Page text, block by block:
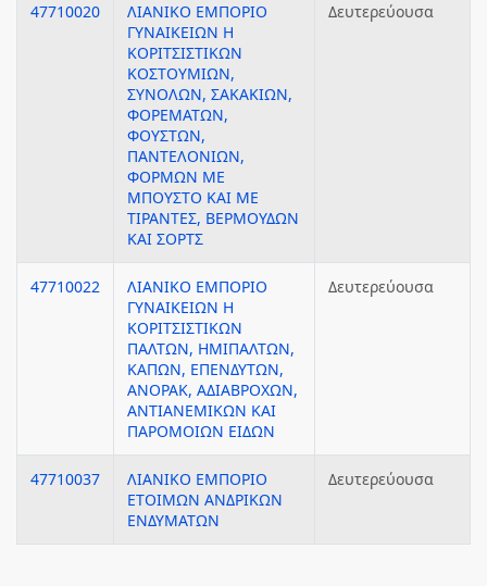
47710020
ΛΙΑΝΙΚΟ ΕΜΠΟΡΙΟ
ΓΥΝΑΙΚΕΙΩΝ Η
ΚΟΡΙΤΣΙΣΤΙΚΩΝ
ΚΟΣΤΟΥΜΙΩΝ,
ΣΥΝΟΛΩΝ, ΣΑΚΑΚΙΩΝ,
ΦΟΡΕΜΑΤΩΝ,
ΦΟΥΣΤΩΝ,
ΠΑΝΤΕΛΟΝΙΩΝ,
ΦΟΡΜΩΝ ΜΕ
ΜΠΟΥΣΤΟ ΚΑΙ ΜΕ
ΤΙΡΑΝΤΕΣ, ΒΕΡΜΟΥΔΩΝ
ΚΑΙ ΣΟΡΤΣ
Δευτερεύουσα
47710022
ΛΙΑΝΙΚΟ ΕΜΠΟΡΙΟ
ΓΥΝΑΙΚΕΙΩΝ Η
ΚΟΡΙΤΣΙΣΤΙΚΩΝ
ΠΑΛΤΩΝ, ΗΜΙΠΑΛΤΩΝ,
ΚΑΠΩΝ, ΕΠΕΝΔΥΤΩΝ,
ΑΝΟΡΑΚ, ΑΔΙΑΒΡΟΧΩΝ,
ΑΝΤΙΑΝΕΜΙΚΩΝ ΚΑΙ
ΠΑΡΟΜΟΙΩΝ ΕΙΔΩΝ
Δευτερεύουσα
47710037
ΛΙΑΝΙΚΟ ΕΜΠΟΡΙΟ
ΕΤΟΙΜΩΝ ΑΝΔΡΙΚΩΝ
ΕΝΔΥΜΑΤΩΝ
Δευτερεύουσα